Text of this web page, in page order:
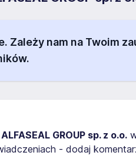
Zależy nam na Twoim
ALFASEAL GROUP sp. z o.o.
- dodaj